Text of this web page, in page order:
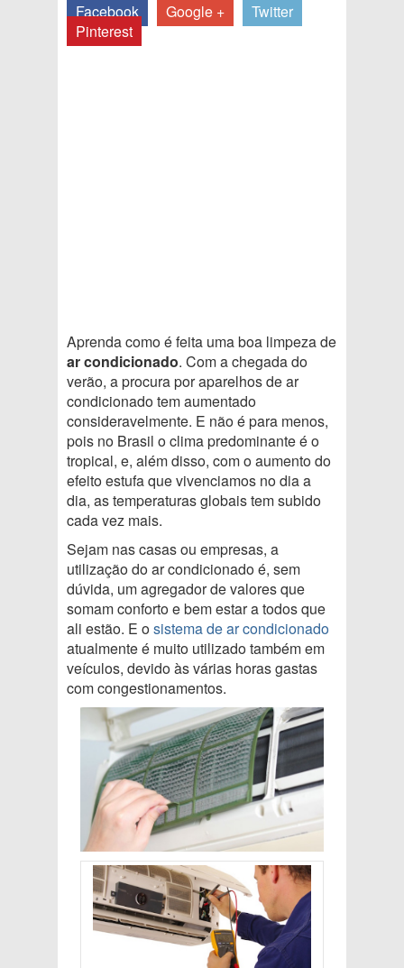
Facebook Google +
Twitter
Pinterest
Aprenda como é feita uma boa limpeza de
ar condicionado. Com a chegada do
verão, a procura por aparelhos de ar
condicionado tem aumentado
consideravelmente. E não é para menos,
pois no Brasil o clima predominante é o
tropical, e, além disso, com o aumento do
efeito estufa que vivenciamos no dia a
dia, as temperaturas globais tem subido
cada vez mais.
Sejam nas casas ou empresas, a
utilização do ar condicionado é, sem
dúvida, um agregador de valores que
somam conforto e bem estar a todos que
ali estão. E osistema de ar condicionado
atualmente é muito utilizado também em
veículos, devido às várias horas gastas
com congestionamentos.